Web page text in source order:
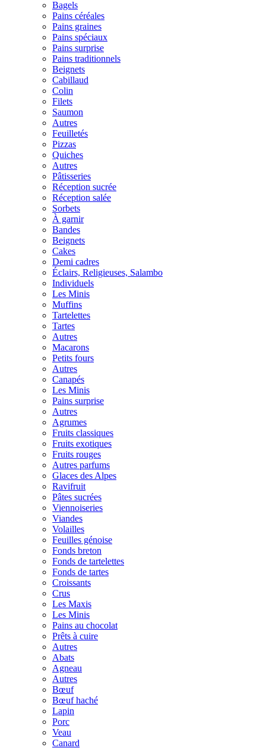
Bagels
Pains céréales
Pains graines
Pains spéciaux
Pains surprise
Pains traditionnels
Beignets
Cabillaud
Colin
Filets
Saumon
Autres
Feuilletés
Pizzas
Quiches
Autres
Pâtisseries
Réception sucrée
Réception salée
Sorbets
À garnir
Bandes
Beignets
Cakes
Demi cadres
Éclairs, Religieuses, Salambo
Individuels
Les Minis
Muffins
Tartelettes
Tartes
Autres
Macarons
Petits fours
Autres
Canapés
Les Minis
Pains surprise
Autres
Agrumes
Fruits classiques
Fruits exotiques
Fruits rouges
Autres parfums
Glaces des Alpes
Ravifruit
Pâtes sucrées
Viennoiseries
Viandes
Volailles
Feuilles génoise
Fonds breton
Fonds de tartelettes
Fonds de tartes
Croissants
Crus
Les Maxis
Les Minis
Pains au chocolat
Prêts à cuire
Autres
Abats
Agneau
Autres
Bœuf
Bœuf haché
Lapin
Porc
Veau
Canard